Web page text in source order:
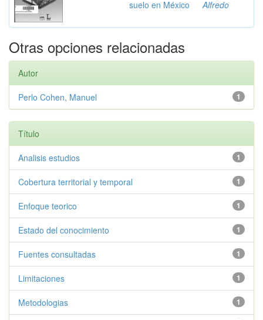
suelo en México
Alfredo
Otras opciones relacionadas
Autor
1
Perlo Cohen, Manuel
Título
1
Analisis estudios
1
Cobertura territorial y temporal
1
Enfoque teorico
1
Estado del conocimiento
1
Fuentes consultadas
1
Limitaciones
1
Metodologias